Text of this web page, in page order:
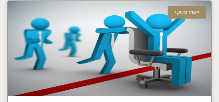
ייעוץ עסקי